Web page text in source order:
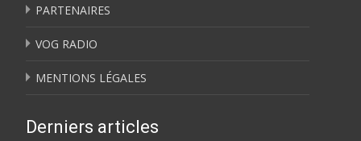
PARTENAIRES
VOG RADIO
MENTIONS LÉGALES
Derniers articles